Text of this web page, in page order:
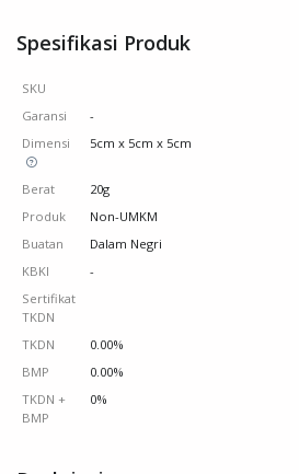
Spesifikasi Produk
SKU
Garansi
-
Dimensi
5cm x 5cm x 5cm
Berat
20g
Produk
Non-UMKM
Buatan
Dalam Negri
KBKI
-
Sertifikat
TKDN
TKDN
0.00%
BMP
0.00%
TKDN +
BMP
0%